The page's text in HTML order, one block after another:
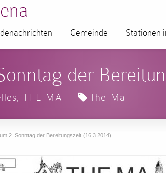
Gemeinde Stationen
der
,THE-MA | The-Ma
2. Sonntag der Bereitungszeit (16.3.2014)